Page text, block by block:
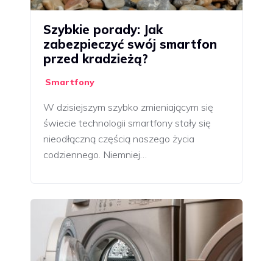
Szybkie porady: Jak
zabezpieczyć swój smartfon
przed kradzieżą?
Smartfony
W dzisiejszym szybko zmieniającym się
świecie technologii smartfony stały się
nieodłączną częścią naszego życia
codziennego. Niemniej…